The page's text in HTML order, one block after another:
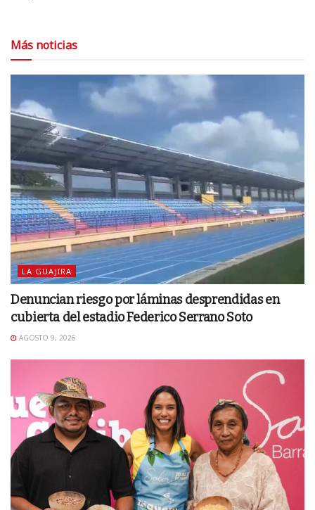
Más noticias
LA GUAJIRA
Denuncian riesgo por láminas desprendidas en
cubierta del estadio Federico Serrano Soto
AGOSTO 9, 2026